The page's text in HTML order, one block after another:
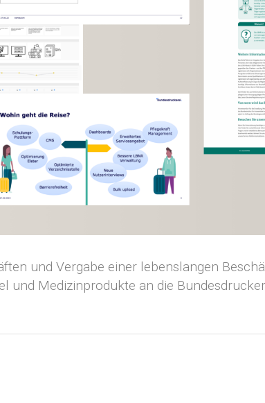
und Vergabe einer lebenslangen
und Medizinprodukte an die